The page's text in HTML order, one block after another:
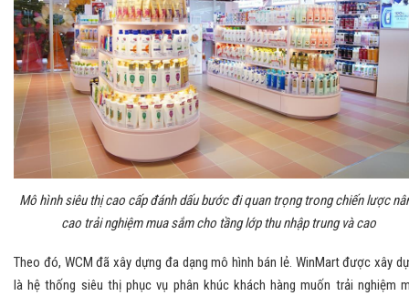
Mô hình siêu thị cao cấp đánh dấu bước đi quan trọng trong chiến lược
cao trải nghiệm mua sắm cho tầng lớp thu nhập trung và cao
Theo đó, WCM đã xây dựng đa dạng mô hình bán lẻ. WinMart được xây
là hệ thống siêu thị phục vụ phân khúc khách hàng muốn trải nghiệm